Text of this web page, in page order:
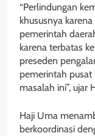
“Perlindungan
khususnya
pemerintah
karena terbatas
preseden
pemerintah pusat
masalah ini”, ujar
Haji Uma
berkoordinasi